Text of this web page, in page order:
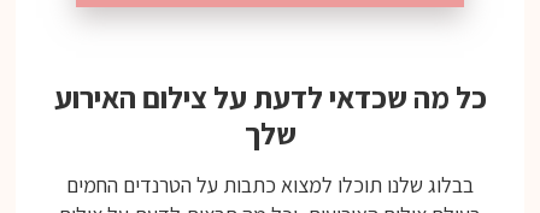
כל מה שכדאי לדעת על צילום האירוע
שלך
בבלוג שלנו תוכלו למצוא כתבות על הטרנדים החמים